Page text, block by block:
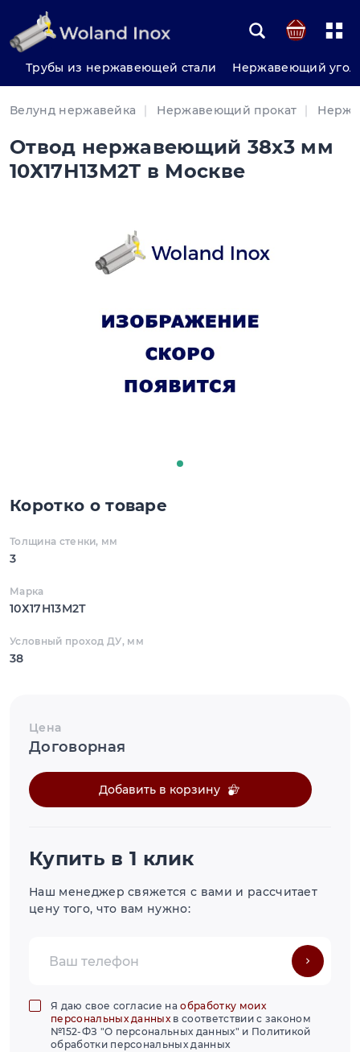
Трубы из нержавеющей стали Нержавеющий
Велунд нержавейка Нержавеющий прокат
Отвод нержавеющий 38х3 мм
10Х17Н13М2Т в Москве
Коротко о товаре
Толщина стенки, мм
3
Марка
10Х17Н13М2Т
Условный проход ДУ, мм
38
Цена
Договорная
Добавить в корзину
Купить в 1 клик
Наш менеджер свяжется с вами и рассчитает
цену того, что вам нужно:
Я даю свое согласие наобработку моих
персональных данныхв соответствии с законом
№152-ФЗ "О персональных данных" и Политикой
обработки персональных данных